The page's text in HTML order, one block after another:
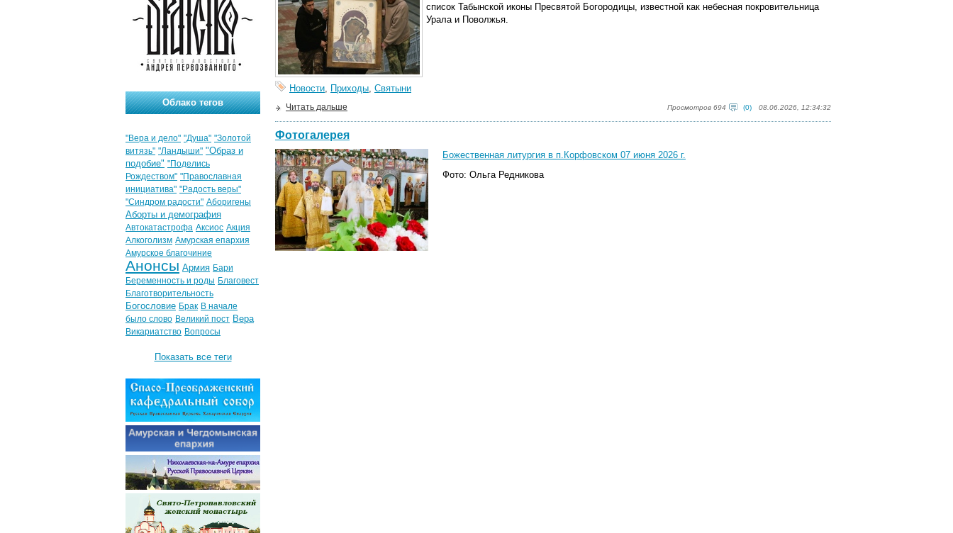
список Табынской иконы Пресвятой Богородицы, известной как небесная покровительница
Урала и Поволжья.
Новости, Приходы, Святыни
Просмотров 694 (0) 08.06.2026, 12:34:32
Читать дальше
Фотогалерея
Божественная литургия в п.Корфовском 07 июня 2026 г.
Фото: Ольга Редникова
Облако тегов
"Вера и дело" "Душа" "Золотой
витязь" "Ландыши" "Образ и
подобие" "Поделись
Рождеством" "Православная
инициатива" "Радость веры"
"Синдром радости" Аборигены
Аборты и демография
Автокатастрофа Аксиос Акция
Алкоголизм Амурская епархия
Амурское благочиние
Анонсы Армия Бари
Беременность и роды Благовест
Благотворительность
Богословие Брак В начале
было слово Великий пост Вера
Викариатство Вопросы
Показать все теги